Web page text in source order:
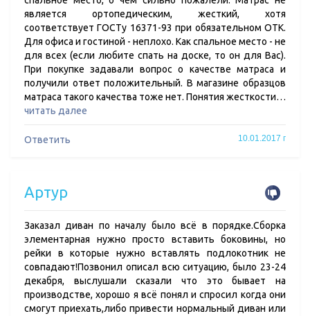
является ортопедическим, жесткий, хотя
соответствует ГОСТу 16371-93 при обязательном ОТК.
Для офиса и гостиной - неплохо. Как спальное место - не
для всех (если любите спать на доске, то он для Вас).
При покупке задавали вопрос о качестве матраса и
получили ответ положительный. В магазине образцов
матраса такого качества тоже нет. Понятия жесткости…
читать далее
Ответить 10.01.2017 г
Артур
Заказал диван по началу было всё в порядке.Сборка
элементарная нужно просто вставить боковины, но
рейки в которые нужно вставлять подлокотник не
совпадают!Позвонил описал всю ситуацию, было 23-24
декабря, выслушали сказали что это бывает на
производстве, хорошо я всё понял и спросил когда они
смогут приехать,либо привести нормальный диван или